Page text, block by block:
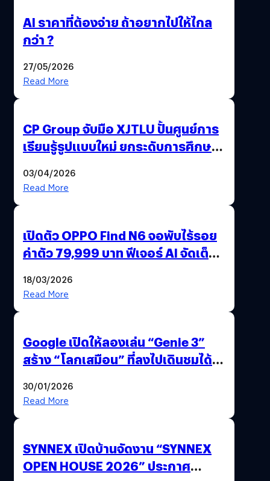
AI ราคาที่ต้องจ่าย ถ้าอยากไปให้ไกล
กว่า ?
27/05/2026
Read More
CP Group จับมือ XJTLU ปั้นศูนย์การ
เรียนรู้รูปแบบใหม่ ยกระดับการศึกษา
03/04/2026
Read More
เปิดตัว OPPO Find N6 จอพับไร้รอย
ค่าตัว 79,999 บาท ฟีเจอร์ AI จัดเต็ม
18/03/2026
Read More
Google เปิดให้ลองเล่น “Genie 3”
สร้าง “โลกเสมือน” ที่ลงไปเดินชมได้
30/01/2026
Read More
SYNNEX เปิดบ้านจัดงาน “SYNNEX
OPEN HOUSE 2026” ประกาศ